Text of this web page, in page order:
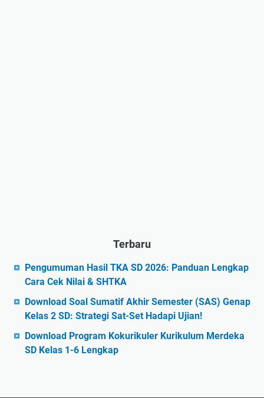
Terbaru
Pengumuman Hasil TKA SD 2026: Panduan Lengkap
Cara Cek Nilai & SHTKA
Download Soal Sumatif Akhir Semester (SAS) Genap
Kelas 2 SD: Strategi Sat-Set Hadapi Ujian!
Download Program Kokurikuler Kurikulum Merdeka
SD Kelas 1-6 Lengkap